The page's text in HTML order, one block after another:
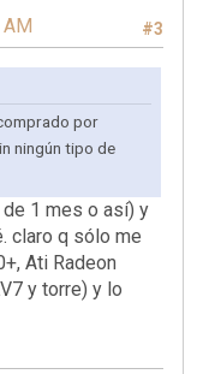
#3
por
ningún tipo de
1 mes o así) y
claro q sólo me
Ati Radeon
y torre) y lo